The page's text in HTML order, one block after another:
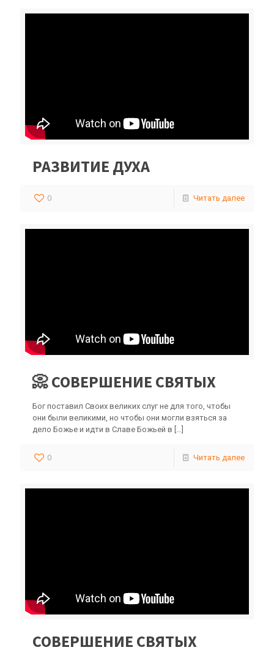
РАЗВИТИЕ ДУХА
0 Читать далее
📀 СОВЕРШЕНИЕ СВЯТЫХ
Бог поставил Своих великих слуг не для того, чтобы
они были великими, но чтобы они могли взяться за
дело Божье и идти в Славе Божьей в […]
0 Читать далее
СОВЕРШЕНИЕ СВЯТЫХ